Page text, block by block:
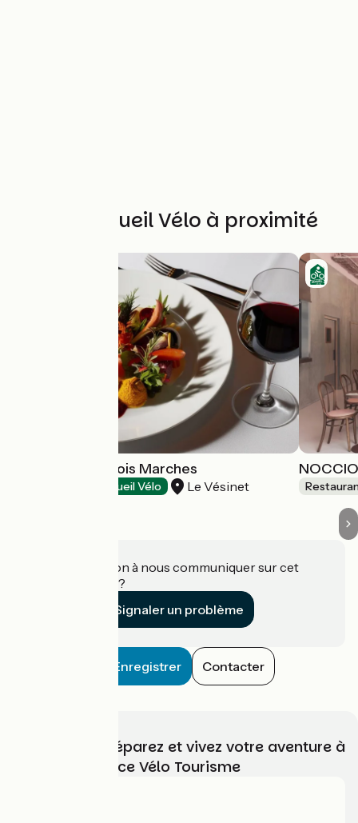
Autres Accueil Vélo à proximité
Auberge des Trois Marches
Accueil Vélo Le Vésinet
Une information à nous communiquer sur cet
établissement ?
Signaler un problème
Enregistrer Contacter
Choisissez, préparez et vivez votre aventure à
vélo avec France Vélo Tourisme